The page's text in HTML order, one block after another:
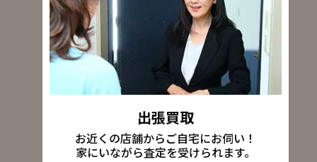
出張買取
お近くの店舗からご自宅にお伺い！
家にいながら査定を受けられます。